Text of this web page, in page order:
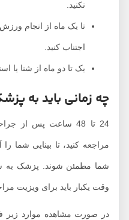
تا یک ماه از انجام ورزش‌های
اجتناب کنید.
یک تا دو ماه از شنا یا
چه زمانی باید به پزشک
24 تا 48 ساعت پس از
مراجعه کنید، تا بینایی شما را
شما مطمئن شوند. پزشک به شما
وقت یکبار باید برای ویزیت مراجعه
در صورت مشاهده موارد زیر فوراً